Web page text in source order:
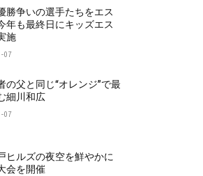
勝争いの選手たちをエス
年も最終日にキッズエス
施
07
の父と同じ“オレンジ”で最
細川和広
07
ヒルズの夜空を鮮やかに
会を開催